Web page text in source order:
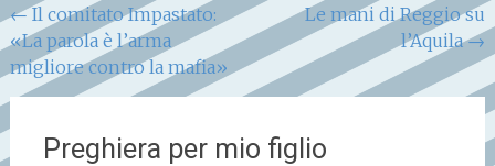
Navigazione
articoli
←Il comitato Impastato:
«La parola è l’arma
migliore contro la mafia»
Le mani di Reggio su
l’Aquila→
Preghiera per mio figlio